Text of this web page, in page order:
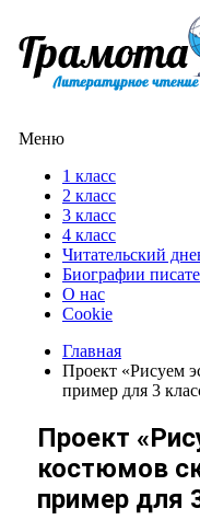
Меню
1 класс
2 класс
3 класс
4 класс
Читательский
Биографии
О нас
Cookie
Главная
Проект «Рисуем
пример для 3
Проект
костюмов
пример для